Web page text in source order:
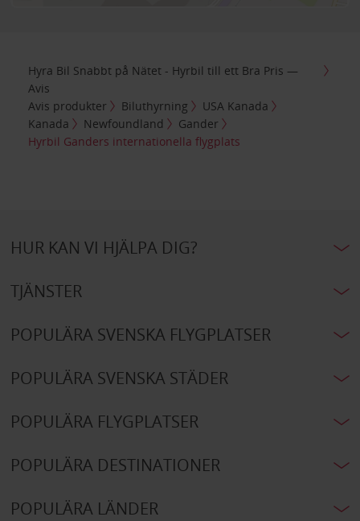
Hyra Bil Snabbt på Nätet - Hyrbil till ett Bra Pris —
Avis
Avis produkter
Biluthyrning
USA Kanada
Kanada
Newfoundland
Gander
Hyrbil Ganders internationella flygplats
HUR KAN VI HJÄLPA DIG?
TJÄNSTER
POPULÄRA SVENSKA FLYGPLATSER
POPULÄRA SVENSKA STÄDER
POPULÄRA FLYGPLATSER
POPULÄRA DESTINATIONER
POPULÄRA LÄNDER